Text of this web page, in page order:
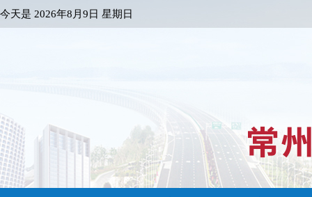
今天是 2026年8月9日 星期日